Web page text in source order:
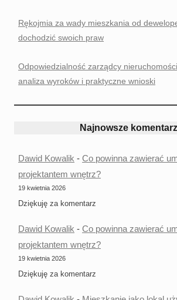
Rękojmia za wady mieszkania od
dochodzić swoich praw
Odpowiedzialność zarządcy
analiza wyroków i praktyczne wnioski
Najnowsze
Dawid Kowalik -Co powinna zawierać
projektantem wnętrz?
19 kwietnia 2026
Dziękuję za komentarz
Dawid Kowalik -Co powinna zawierać
projektantem wnętrz?
19 kwietnia 2026
Dziękuję za komentarz